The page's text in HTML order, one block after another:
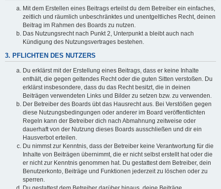
Mit dem Erstellen eines Beitrags erteilst du dem Betreiber ein einfaches,
zeitlich und räumlich unbeschränktes und unentgeltliches Recht, deinen
Beitrag im Rahmen des Boards zu nutzen.
Das Nutzungsrecht nach Punkt 2, Unterpunkt a bleibt auch nach
Kündigung des Nutzungsvertrages bestehen.
3. PFLICHTEN DES NUTZERS
Du erklärst mit der Erstellung eines Beitrags, dass er keine Inhalte
enthält, die gegen geltendes Recht oder die guten Sitten verstoßen. Du
erklärst insbesondere, dass du das Recht besitzt, die in deinen
Beiträgen verwendeten Links und Bilder zu setzen bzw. zu verwenden.
Der Betreiber des Boards übt das Hausrecht aus. Bei Verstößen gegen
diese Nutzungsbedingungen oder anderer im Board veröffentlichten
Regeln kann der Betreiber dich nach Abmahnung zeitweise oder
dauerhaft von der Nutzung dieses Boards ausschließen und dir ein
Hausverbot erteilen.
Du nimmst zur Kenntnis, dass der Betreiber keine Verantwortung für die
Inhalte von Beiträgen übernimmt, die er nicht selbst erstellt hat oder die
er nicht zur Kenntnis genommen hat. Du gestattest dem Betreiber, dein
Benutzerkonto, Beiträge und Funktionen jederzeit zu löschen oder zu
sperren.